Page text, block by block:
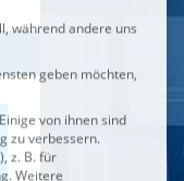
IM BRENNPUNKT
erteilt werden